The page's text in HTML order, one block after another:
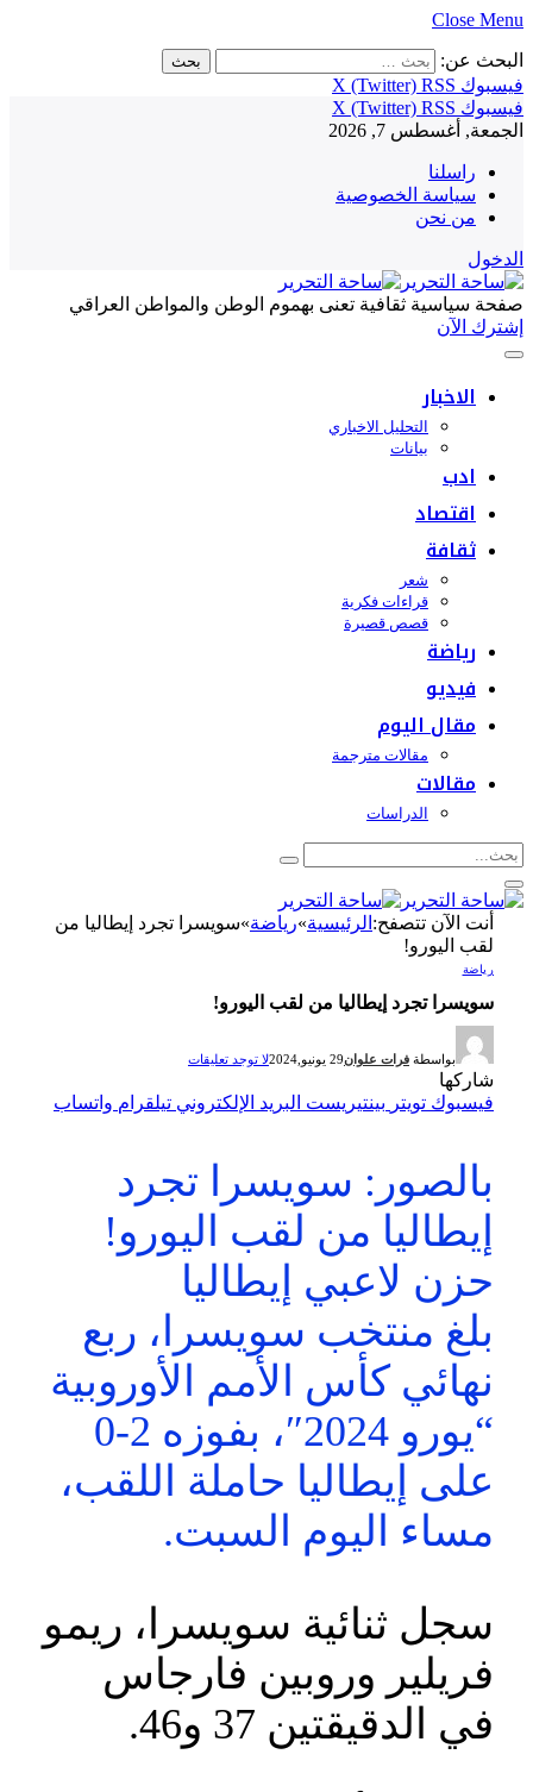
Close Menu
البحث عن:
فيسبوك
X (Twitter) RSS
فيسبوك
X (Twitter) RSS
الجمعة, أغسطس 7, 2026
راسلنا
سياسة الخصوصية
من نحن
الدخول
صفحة سياسية ثقافية تعنى بهموم الوطن والمواطن العراقي
إشترك الآن
الاخبار
التحليل الاخباري
بيانات
ادب
اقتصاد
ثقافة
شعر
قراءات فكرية
قصص قصيرة
رياضة
فيديو
مقال اليوم
مقالات مترجمة
مقالات
الدراسات
أنت الآن تتصفح:الرئيسية»رياضة»سويسرا تجرد إيطاليا من
لقب اليورو!
رياضة
سويسرا تجرد إيطاليا من لقب اليورو!
بواسطة فرات علوان 29 يونيو,2024 لا توجد تعليقات
شاركها
فيسبوك تويتر بينتيريست البريد الإلكتروني تيلقرام واتساب
بالصور: سويسرا تجرد
إيطاليا من لقب اليورو!
حزن لاعبي إيطاليا
بلغ منتخب سويسرا، ربع
نهائي كأس الأمم الأوروبية
“يورو 2024″، بفوزه 2-0
على إيطاليا حاملة اللقب،
مساء اليوم السبت.
سجل ثنائية سويسرا، ريمو
فريلير وروبين فارجاس
في الدقيقتين 37 و46.